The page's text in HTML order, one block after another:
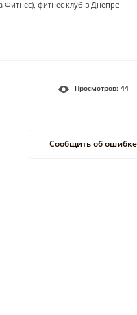
Фитнес), фитнес клуб в Днепре
Просмотров: 44
Сообщить об ошибке